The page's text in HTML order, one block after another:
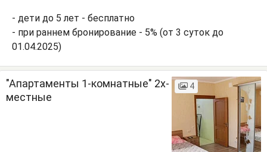
- дети до 5 лет - бесплатно
- при раннем бронирование - 5% (от 3 суток до
01.04.2025)
"Апартаменты 1-комнатные" 2х-
местные
4